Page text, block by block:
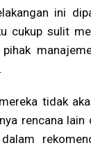
ini
cukup sulit
mereka tidak
rencana